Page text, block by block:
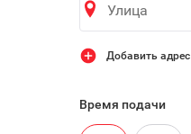
Добавить адрес
Время подачи